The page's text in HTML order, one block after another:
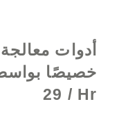
أدوات
29 / Hr